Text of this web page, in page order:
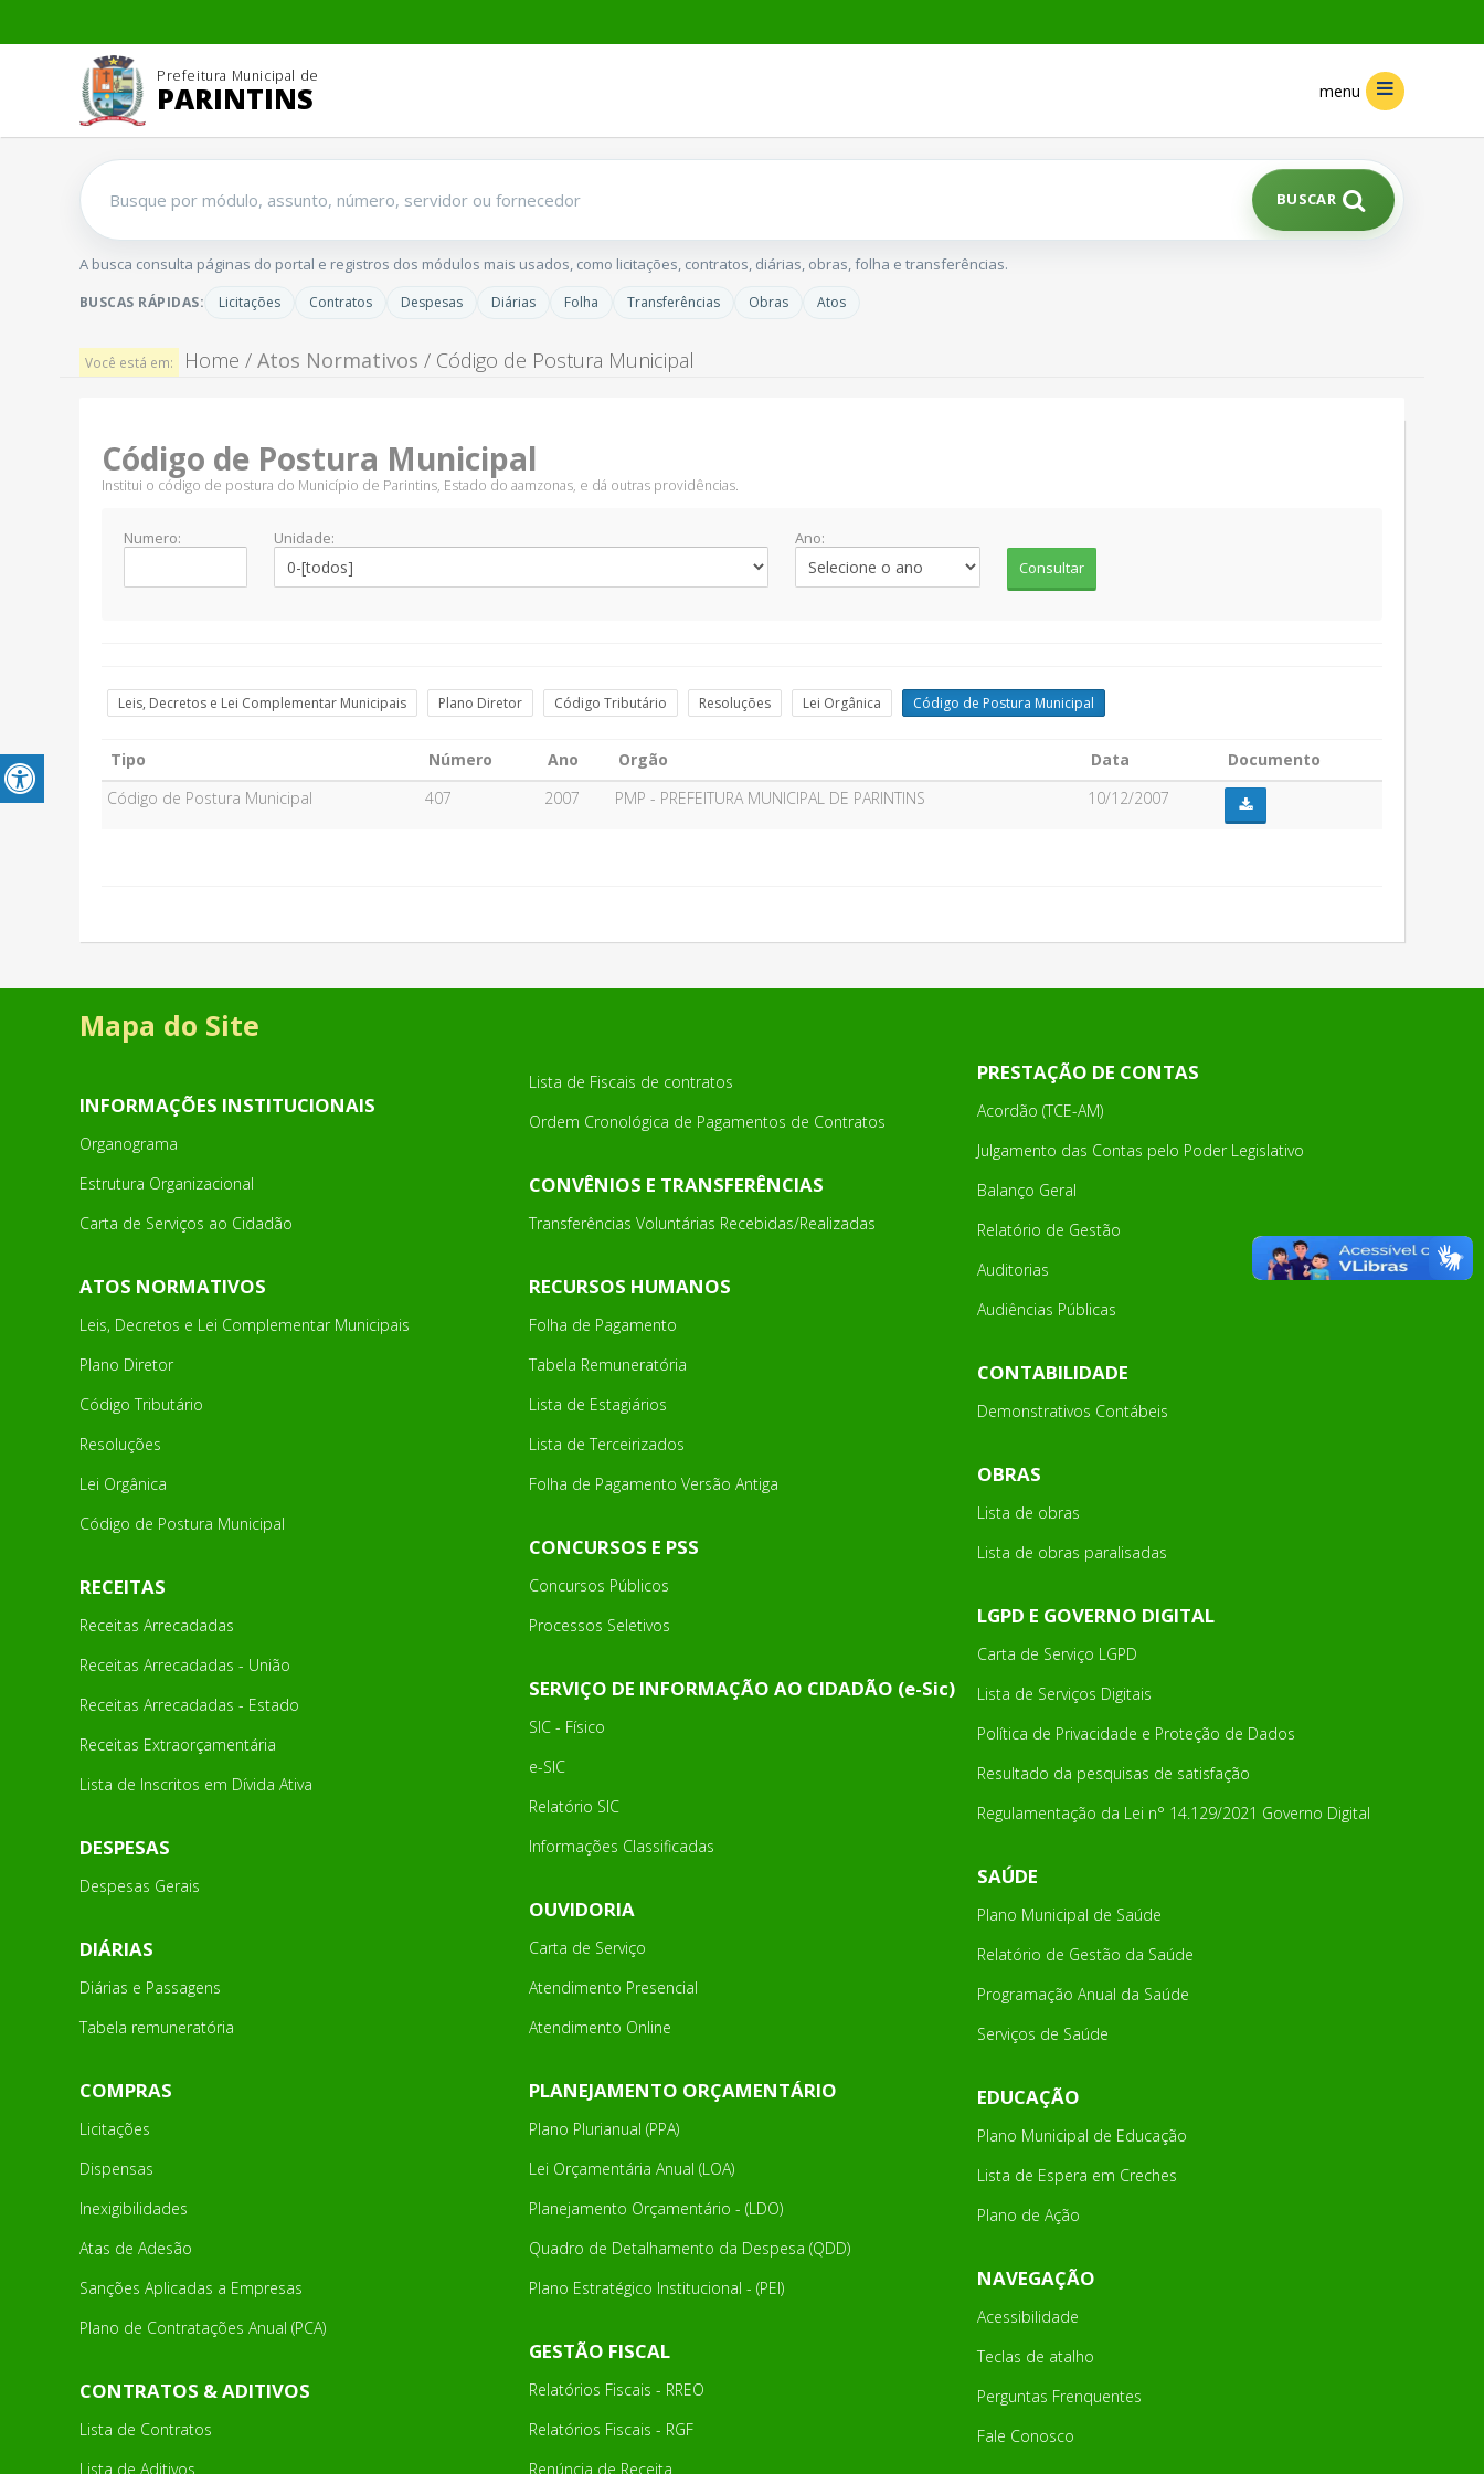
Prefeitura Municipal de
PARINTINS menu
Buscar
no
portal
BUSCAR
A busca consulta páginas do portal e registros dos módulos mais usados, como licitações, contratos, diárias, obras, folha e transferências.
BUSCAS RÁPIDAS: Licitações Contratos Despesas Diárias Folha Transferências Obras Atos
Você está em: Home / Atos Normativos / Código de Postura Municipal
Código de Postura Municipal
Institui o código de postura do Município de Parintins, Estado do aamzonas, e dá outras providências.
Numero: Unidade: Ano:
Leis, Decretos e Lei Complementar Municipais Plano Diretor Código Tributário Resoluções Lei Orgânica Código de Postura Municipal
Tipo Número Ano Orgão Data
Documento
Código de Postura Municipal
407 2007 PMP - PREFEITURA MUNICIPAL DE PARINTINS 10/12/2007
Mapa do Site
INFORMAÇÕES INSTITUCIONAIS
Organograma
Estrutura Organizacional
Carta de Serviços ao Cidadão
ATOS NORMATIVOS
Leis, Decretos e Lei Complementar Municipais
Plano Diretor
Código Tributário
Resoluções
Lei Orgânica
Código de Postura Municipal
RECEITAS
Receitas Arrecadadas
Receitas Arrecadadas - União
Receitas Arrecadadas - Estado
Receitas Extraorçamentária
Lista de Inscritos em Dívida Ativa
DESPESAS
Despesas Gerais
DIÁRIAS
Diárias e Passagens
Tabela remuneratória
COMPRAS
Licitações
Dispensas
Inexigibilidades
Atas de Adesão
Sanções Aplicadas a Empresas
Plano de Contratações Anual (PCA)
CONTRATOS & ADITIVOS
Lista de Contratos
Lista de Aditivos
Lista de Fiscais de contratos
Ordem Cronológica de Pagamentos de Contratos
CONVÊNIOS E TRANSFERÊNCIAS
Transferências Voluntárias Recebidas/Realizadas
RECURSOS HUMANOS
Folha de Pagamento
Tabela Remuneratória
Lista de Estagiários
Lista de Terceirizados
Folha de Pagamento Versão Antiga
CONCURSOS E PSS
Concursos Públicos
Processos Seletivos
SERVIÇO DE INFORMAÇÃO AO CIDADÃO (e-Sic)
SIC - Físico
e-SIC
Relatório SIC
Informações Classificadas
OUVIDORIA
Carta de Serviço
Atendimento Presencial
Atendimento Online
PLANEJAMENTO ORÇAMENTÁRIO
Plano Plurianual (PPA)
Lei Orçamentária Anual (LOA)
Planejamento Orçamentário - (LDO)
Quadro de Detalhamento da Despesa (QDD)
Plano Estratégico Institucional - (PEI)
GESTÃO FISCAL
Relatórios Fiscais - RREO
Relatórios Fiscais - RGF
Renúncia de Receita
PRESTAÇÃO DE CONTAS
Acordão (TCE-AM)
Julgamento das Contas pelo Poder Legislativo
Balanço Geral
Relatório de Gestão
Auditorias
Audiências Públicas
CONTABILIDADE
Demonstrativos Contábeis
OBRAS
Lista de obras
Lista de obras paralisadas
LGPD E GOVERNO DIGITAL
Carta de Serviço LGPD
Lista de Serviços Digitais
Política de Privacidade e Proteção de Dados
Resultado da pesquisas de satisfação
Regulamentação da Lei n° 14.129/2021 Governo Digital
SAÚDE
Plano Municipal de Saúde
Relatório de Gestão da Saúde
Programação Anual da Saúde
Serviços de Saúde
EDUCAÇÃO
Plano Municipal de Educação
Lista de Espera em Creches
Plano de Ação
NAVEGAÇÃO
Acessibilidade
Teclas de atalho
Perguntas Frenquentes
Fale Conosco